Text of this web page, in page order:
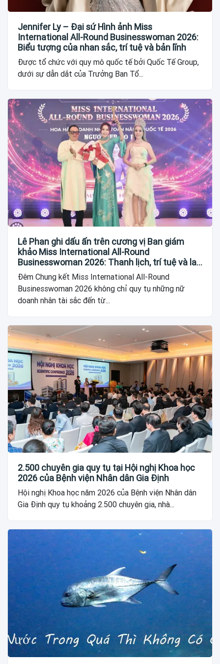
Jennifer Ly – Đại sứ Hình ảnh Miss
International All-Round Businesswoman 2026:
Biểu tượng của nhan sắc, trí tuệ và bản lĩnh
Được tổ chức với quy mô quốc tế bởi Quốc Tế Group,
dưới sự dẫn dắt của Trưởng Ban Tổ...
Lê Phan ghi dấu ấn trên cương vị Ban giám
khảo Miss International All-Round
Businesswoman 2026: Thanh lịch, trí tuệ và lan
tỏa giá trị của người phụ nữ hiện đại
Đêm Chung kết Miss International All-Round
Businesswoman 2026 không chỉ quy tụ những nữ
doanh nhân tài sắc đến từ...
2.500 chuyên gia quy tụ tại Hội nghị Khoa học
2026 của Bệnh viện Nhân dân Gia Định
Hội nghị Khoa học năm 2026 của Bệnh viện Nhân dân
Gia Định quy tụ khoảng 2.500 chuyên gia, nhà...